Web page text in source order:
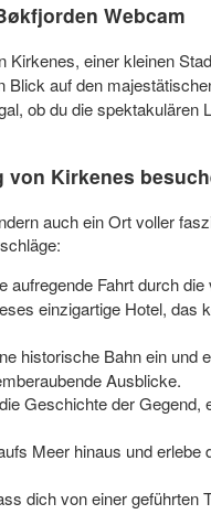
Webcam
einer kleinen
Blick auf den
ob du die
von Kirkenes
auch ein Ort voller
aufregende Fahrt durch
einzigartige Hotel, das
historische Bahn ein und
Ausblicke.
Geschichte der
Meer hinaus und
dich von einer geführten